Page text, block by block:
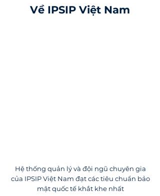
Về IPSIP Việt Nam
Hệ thống quản lý và đội ngũ chuyên gia
của IPSIP Việt Nam đạt các tiêu chuẩn bảo
mật quốc tế khắt khe nhất